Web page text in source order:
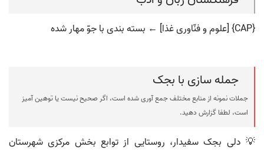
{CAP} [علوم و فنّاوری غذا] ← بسته بندی با جوّ مهار شده
جمله سازی با بجک
جملات نمونه از منابع مختلف جمع آوری شده است، اگر صحیح نیست یا توهین آمیز
است، لطفا گزارش دهید.
💡 دلی بجک سفیدار، روستایی از توابع بخش مرکزی شهرستان